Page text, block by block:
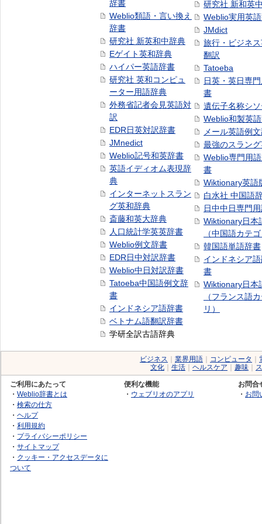
辞書
Weblio類語・言い換え
辞書
研究社 新英和中辞典
Eゲイト英和辞典
ハイパー英語辞書
研究社 英和コンピュ
ーター用語辞典
外務省記者会見英語対
訳
EDR日英対訳辞書
JMnedict
Weblio記号和英辞書
英語イディオム表現辞
典
インターネットスラン
グ英和辞典
斎藤和英大辞典
人口統計学英英辞書
Weblio例文辞書
EDR日中対訳辞書
Weblio中日対訳辞書
Tatoeba中国語例文辞
書
インドネシア語辞書
ベトナム語翻訳辞書
学研全訳古語辞典
研究社 新和英
Weblio実用英
JMdict
旅行・ビジネ
翻訳
Tatoeba
日英・英日専
書
遺伝子名称シ
Weblio和製英
メール英語例
最強のスラン
Weblio専門用
書
Wiktionary英語
白水社 中国語
日中中日専門
Wiktionary日本
（中国語カテ
韓国語単語辞書
インドネシア
書
Wiktionary日本
（フランス語
リ）
ビジネス 業界用語 コンピュータ
文化
生活 ヘルスケア 趣味
ご利用にあたって
・ Weblio辞書とは
・ 検索の仕方
・ ヘルプ
・ 利用規約
・ プライバシーポリシー
・ サイトマップ
・ クッキー・アクセスデータに
ついて
便利な機能
・ ウェブリオのアプリ
お問合
・ お問